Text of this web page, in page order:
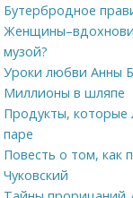
Бутербродное
музой?
Уроки любви Анны
Миллионы в шляпе
Продукты, которые
паре
Повесть о том, как
Чуковский